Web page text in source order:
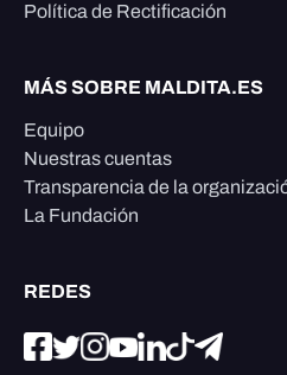
Política de Rectificación
MÁS SOBRE MALDITA.ES
Equipo
Nuestras cuentas
Transparencia de la
La Fundación
REDES